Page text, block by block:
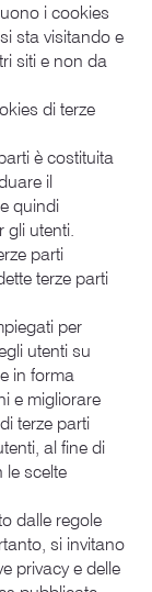
i cookies
sta visitando e
siti e non da
di terze
è costituita
il
quindi
utenti.
parti
terze parti
per
utenti su
in forma
e migliorare
terze parti
al fine di
le scelte
dalle regole
si invitano
privacy e delle